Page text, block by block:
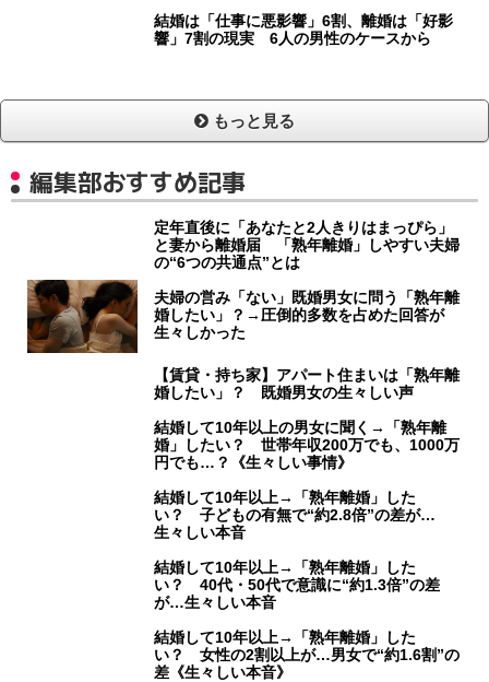
結婚は「仕事に悪影響」6割、離婚は「好影
響」7割の現実 6人の男性のケースから
もっと見る
編集部おすすめ記事
定年直後に「あなたと2人きりはまっぴら」
と妻から離婚届 「熟年離婚」しやすい夫婦
の“6つの共通点”とは
夫婦の営み「ない」既婚男女に問う「熟年離
婚したい」？→圧倒的多数を占めた回答が
生々しかった
【賃貸・持ち家】アパート住まいは「熟年離
婚したい」？ 既婚男女の生々しい声
結婚して10年以上の男女に聞く→「熟年離
婚」したい？ 世帯年収200万でも、1000万
円でも…？《生々しい事情》
結婚して10年以上→「熟年離婚」した
い？ 子どもの有無で“約2.8倍”の差が…
生々しい本音
結婚して10年以上→「熟年離婚」した
い？ 40代・50代で意識に“約1.3倍”の差
が…生々しい本音
結婚して10年以上→「熟年離婚」した
い？ 女性の2割以上が…男女で“約1.6割”の
差《生々しい本音》